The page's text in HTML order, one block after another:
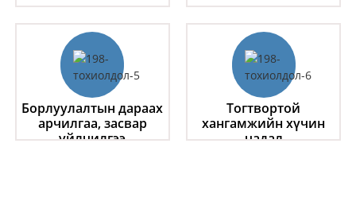
Борлуулалтын дараах
арчилгаа, засвар
үйлчилгээ
Тогтвортой
хангамжийн хүчин
чадал